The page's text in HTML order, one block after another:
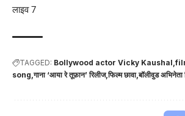
लाइव 7
TAGGED: Bollywood actor Vicky Kaushal
song गाना ‘आया रे तूफ़ान’ रिलीज फिल्म छावा बॉलीवुड